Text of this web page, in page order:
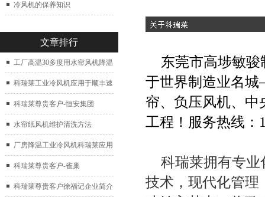
冷风机的保养知识
文章排行
工厂高温30多度用水帘风机降温
科瑞莱工业冷风机应用于顺丰速
运仓库通风降温
科瑞莱尊贵客户-恒安集团
水帘纸风机维护清洗方法
厂房降温工业冷风机科瑞莱应用
于广州制鞋厂
科瑞莱尊贵客户-雀巢
科瑞莱尊贵客户徐福记企业简介
东莞市高埗敏
于世界制造业名
帘、负压风机、中
工程！服务热线：
科瑞莱拥有专
技术，现代化管理